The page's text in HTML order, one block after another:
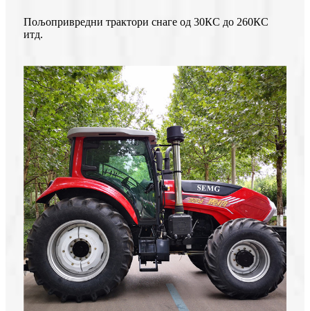
Пољопривредни трактори снаге од 30КС до 260КС
итд.